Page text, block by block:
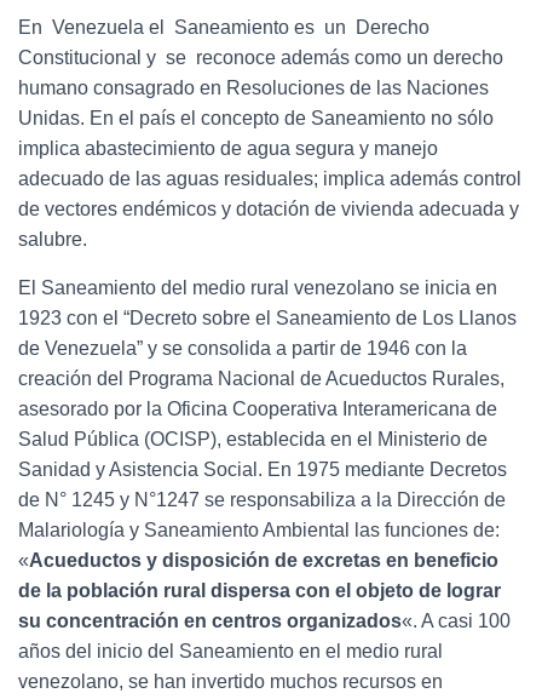
En Venezuela el Saneamiento es un Derecho
Constitucional y se reconoce además como un derecho
humano consagrado en Resoluciones de las Naciones
Unidas. En el país el concepto de Saneamiento no sólo
implica abastecimiento de agua segura y manejo
adecuado de las aguas residuales; implica además control
de vectores endémicos y dotación de vivienda adecuada y
salubre.
El Saneamiento del medio rural venezolano se inicia en
1923 con el “Decreto sobre el Saneamiento de Los Llanos
de Venezuela” y se consolida a partir de 1946 con la
creación del Programa Nacional de Acueductos Rurales,
asesorado por la Oficina Cooperativa Interamericana de
Salud Pública (OCISP), establecida en el Ministerio de
Sanidad y Asistencia Social. En 1975 mediante Decretos
de N° 1245 y N°1247 se responsabiliza a la Dirección de
Malariología y Saneamiento Ambiental las funciones de:
«Acueductos y disposición de excretas en beneficio
de la población rural dispersa con el objeto de lograr
su concentración en centros organizados«. A casi 100
años del inicio del Saneamiento en el medio rural
venezolano, se han invertido muchos recursos en